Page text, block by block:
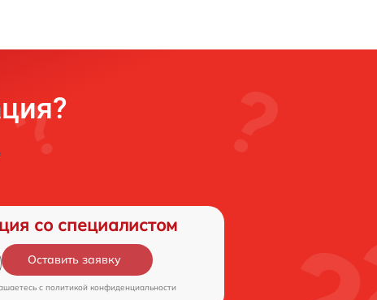
со специалистом
Оставить заявку
c политикой конфиденциальности